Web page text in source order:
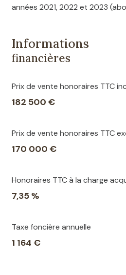
années 2021, 2022 et 2023
Informations
financières
Prix de vente honoraires TTC
182 500 €
Prix de vente honoraires TTC
170 000 €
Honoraires TTC à la charge
7,35 %
Taxe foncière annuelle
1 164 €